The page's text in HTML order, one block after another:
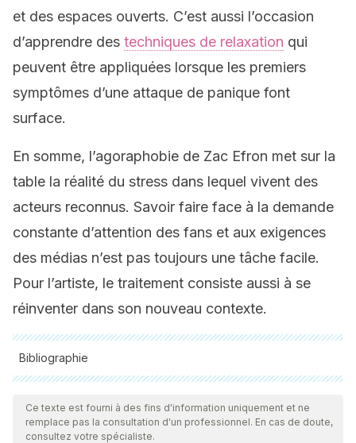
et des espaces ouverts. C’est aussi l’occasion
d’apprendre des techniques de relaxation qui
peuvent être appliquées lorsque les premiers
symptômes d’une attaque de panique font
surface.
En somme, l’agoraphobie de Zac Efron met sur la
table la réalité du stress dans lequel vivent des
acteurs reconnus. Savoir faire face à la demande
constante d’attention des fans et aux exigences
des médias n’est pas toujours une tâche facile.
Pour l’artiste, le traitement consiste aussi à se
réinventer dans son nouveau contexte.
Bibliographie
Toutes les sources citées ont été examinées en profondeur
par notre équipe pour garantir leur qualité, leur fiabilité, leur
actualité et leur validité. La bibliographie de cet article a été
Ce texte est fourni à des fins d'information uniquement et ne
remplace pas la consultation d'un professionnel. En cas de doute,
consultez votre spécialiste.